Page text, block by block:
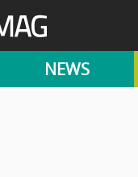
NEWS